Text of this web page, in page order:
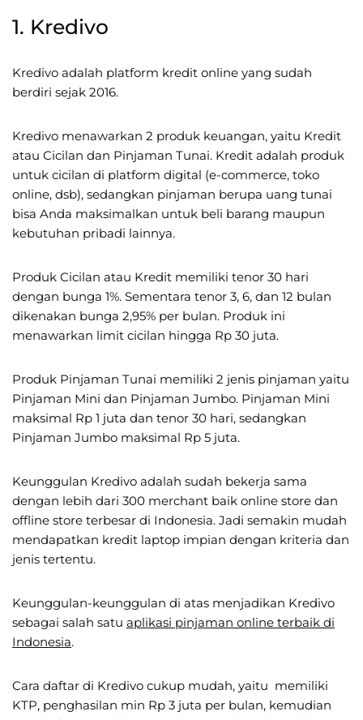
1. Kredivo
Kredivo adalah platform kredit online yang sudah
berdiri sejak 2016.
Kredivo menawarkan 2 produk keuangan, yaitu Kredit
atau Cicilan dan Pinjaman Tunai. Kredit adalah produk
untuk cicilan di platform digital (e-commerce, toko
online, dsb), sedangkan pinjaman berupa uang tunai
bisa Anda maksimalkan untuk beli barang maupun
kebutuhan pribadi lainnya.
Produk Cicilan atau Kredit memiliki tenor 30 hari
dengan bunga 1%. Sementara tenor 3, 6, dan 12 bulan
dikenakan bunga 2,95% per bulan. Produk ini
menawarkan limit cicilan hingga Rp 30 juta.
Produk Pinjaman Tunai memiliki 2 jenis pinjaman yaitu
Pinjaman Mini dan Pinjaman Jumbo. Pinjaman Mini
maksimal Rp 1 juta dan tenor 30 hari, sedangkan
Pinjaman Jumbo maksimal Rp 5 juta.
Keunggulan Kredivo adalah sudah bekerja sama
dengan lebih dari 300 merchant baik online store dan
offline store terbesar di Indonesia. Jadi semakin mudah
mendapatkan kredit laptop impian dengan kriteria dan
jenis tertentu.
Keunggulan-keunggulan di atas menjadikan Kredivo
sebagai salah satu aplikasi pinjaman online terbaik di
Indonesia.
Cara daftar di Kredivo cukup mudah, yaitu memiliki
KTP, penghasilan min Rp 3 juta per bulan, kemudian